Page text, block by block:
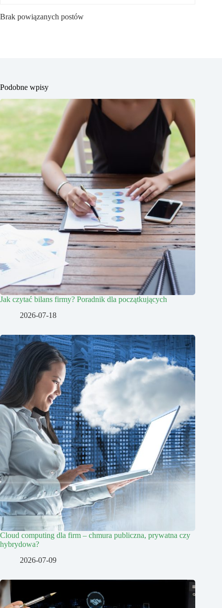
Brak powiązanych postów
Podobne wpisy
Jak czytać bilans firmy? Poradnik dla początkujących
2026-07-18
Cloud computing dla firm – chmura publiczna, prywatna czy
hybrydowa?
2026-07-09